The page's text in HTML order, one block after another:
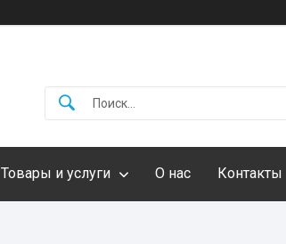
Товары и услуги О нас Контакты